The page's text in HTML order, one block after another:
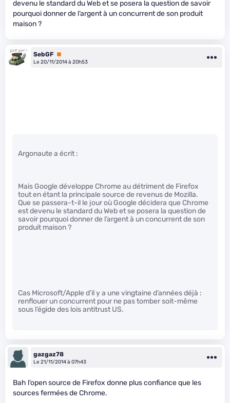
devenu le standard du Web et se posera la question de savoir
pourquoi donner de l’argent à un concurrent de son produit
maison ?
SebGF Premium
Le 20/11/2014 à 20h53
Argonaute a écrit :
Mais Google développe Chrome au détriment de Firefox
tout en étant la principale source de revenus de Mozilla.
Que se passera-t-il le jour où Google décidera que Chrome
est devenu le standard du Web et se posera la question de
savoir pourquoi donner de l’argent à un concurrent de son
produit maison ?
Cas Microsoft/Apple d’il y a une vingtaine d’années déjà :
renflouer un concurrent pour ne pas tomber soit-même
sous l’égide des lois antitrust US.
gazgaz78
Le 21/11/2014 à 07h43
Bah l’open source de Firefox donne plus confiance que les
sources fermées de Chrome.